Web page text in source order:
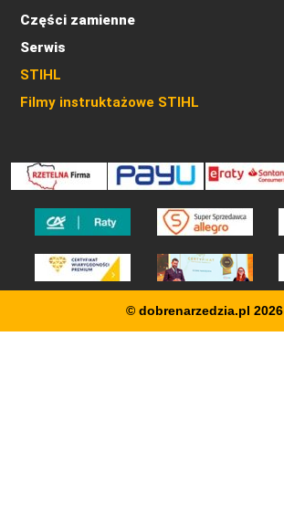
Części zamienne
Serwis
STIHL
Filmy instruktażowe STIHL
© dobrenarzedzia.pl 2026